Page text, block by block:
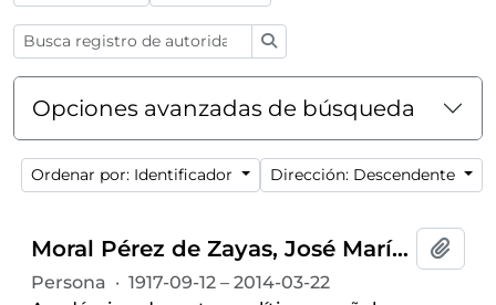
Opciones avanzadas de búsqueda
Ordenar por: Identificador Dirección: Descendente
Moral Pérez de Zayas, José María del (1917-2014)
Persona · 1917-09-12 – 2014-03-22